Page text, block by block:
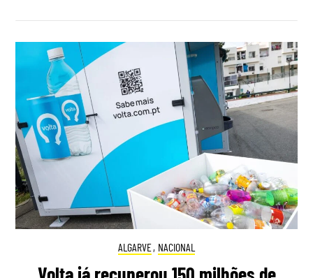
ALGARVE, NACIONAL